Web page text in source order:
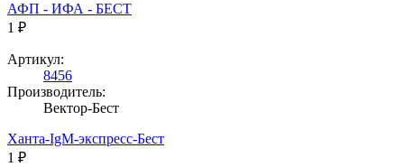
АФП - ИФА - БЕСТ
1 ₽
Артикул:
8456
Производитель:
Вектор-Бест
Ханта-IgM-экспресс-Бест
1 ₽